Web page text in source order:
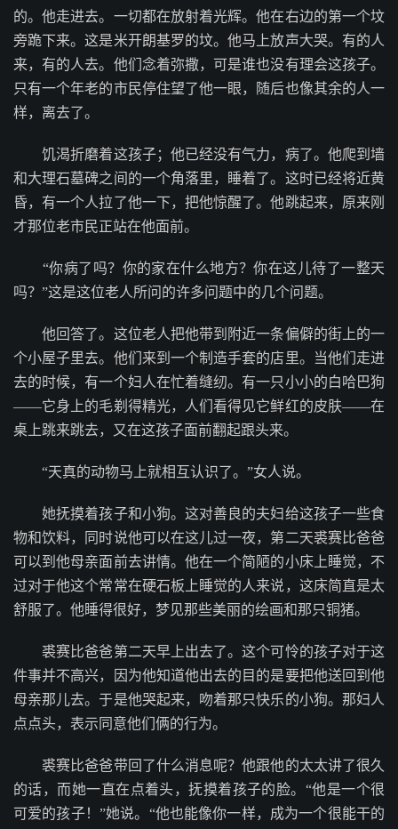
的。他走进去。一切都在放射着光辉。他在右边的第一个坟
旁跪下来。这是米开朗基罗的坟。他马上放声大哭。有的人
来，有的人去。他们念着弥撒，可是谁也没有理会这孩子。
只有一个年老的市民停住望了他一眼，随后也像其余的人一
样，离去了。
饥渴折磨着这孩子；他已经没有气力，病了。他爬到墙
和大理石墓碑之间的一个角落里，睡着了。这时已经将近黄
昏，有一个人拉了他一下，把他惊醒了。他跳起来，原来刚
才那位老市民正站在他面前。
“你病了吗？你的家在什么地方？你在这儿待了一整天
吗？”这是这位老人所问的许多问题中的几个问题。
他回答了。这位老人把他带到附近一条偏僻的街上的一
个小屋子里去。他们来到一个制造手套的店里。当他们走进
去的时候，有一个妇人在忙着缝纫。有一只小小的白哈巴狗
——它身上的毛剃得精光，人们看得见它鲜红的皮肤——在
桌上跳来跳去，又在这孩子面前翻起跟头来。
“天真的动物马上就相互认识了。”女人说。
她抚摸着孩子和小狗。这对善良的夫妇给这孩子一些食
物和饮料，同时说他可以在这儿过一夜，第二天裘赛比爸爸
可以到他母亲面前去讲情。他在一个简陋的小床上睡觉，不
过对于他这个常常在硬石板上睡觉的人来说，这床简直是太
舒服了。他睡得很好，梦见那些美丽的绘画和那只铜猪。
裘赛比爸爸第二天早上出去了。这个可怜的孩子对于这
件事并不高兴，因为他知道他出去的目的是要把他送回到他
母亲那儿去。于是他哭起来，吻着那只快乐的小狗。那妇人
点点头，表示同意他们俩的行为。
裘赛比爸爸带回了什么消息呢？他跟他的太太讲了很久
的话，而她一直在点着头，抚摸着孩子的脸。“他是一个很
可爱的孩子！”她说。“他也能像你一样，成为一个很能干的